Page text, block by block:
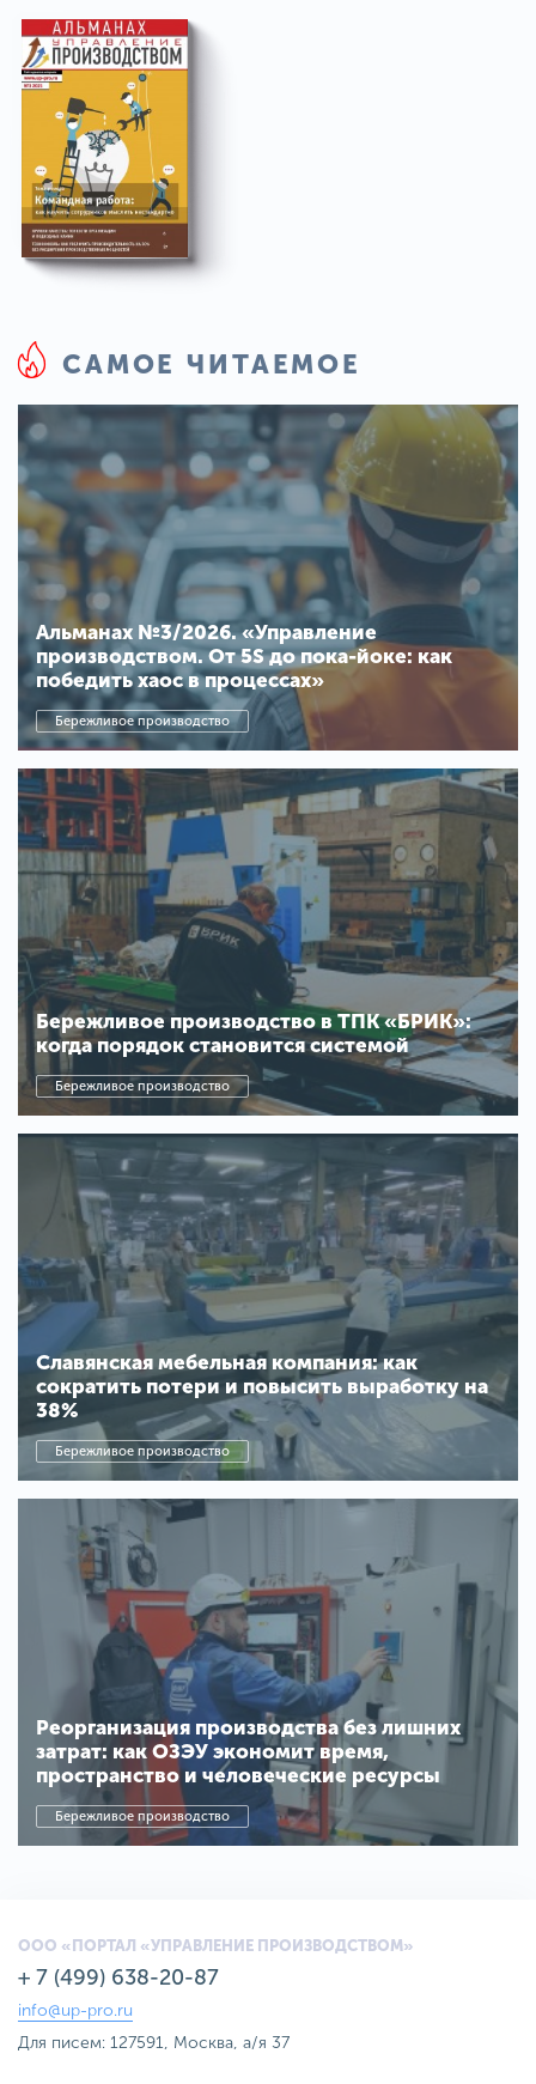
САМОЕ ЧИТАЕМОЕ
Альманах №3/2026. «Управление
производством. От 5S до пока-йоке: как
победить хаос в процессах»
Бережливое производство
Бережливое производство в ТПК «БРИК»:
когда порядок становится системой
Бережливое производство
Славянская мебельная компания: как
сократить потери и повысить выработку на
38%
Бережливое производство
Реорганизация производства без лишних
затрат: как ОЗЭУ экономит время,
пространство и человеческие ресурсы
Бережливое производство
ООО «ПОРТАЛ «УПРАВЛЕНИЕ ПРОИЗВОДСТВОМ»
+ 7 (499) 638-20-87
info@up-pro.ru
Для писем: 127591, Москва, а/я 37